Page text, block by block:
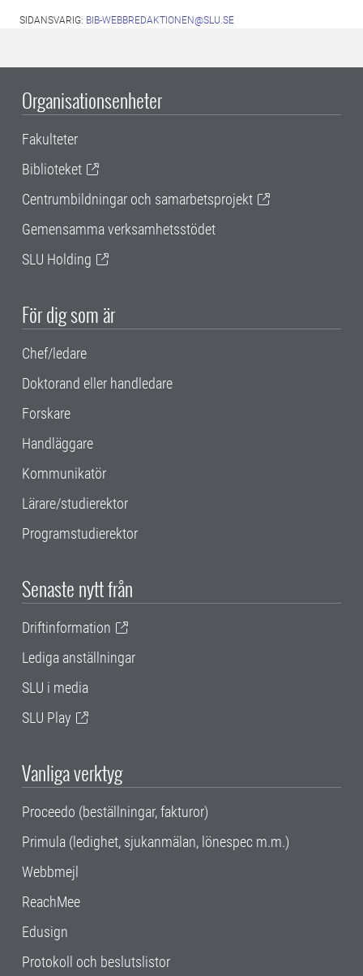
SIDANSVARIG: BIB-WEBBREDAKTIONEN@SLU.SE
Organisationsenheter
Fakulteter
Biblioteket
Centrumbildningar och samarbetsprojekt
Gemensamma verksamhetsstödet
SLU Holding
För dig som är
Chef/ledare
Doktorand eller handledare
Forskare
Handläggare
Kommunikatör
Lärare/studierektor
Programstudierektor
Senaste nytt från
Driftinformation
Lediga anställningar
SLU i media
SLU Play
Vanliga verktyg
Proceedo (beställningar, fakturor)
Primula (ledighet, sjukanmälan, lönespec m.m.)
Webbmejl
ReachMee
Edusign
Protokoll och beslutslistor